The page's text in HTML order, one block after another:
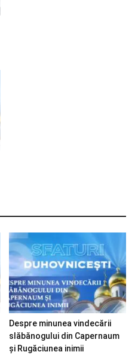
Despre minunea vindecării
slăbănogului din Capernaum
și Rugăciunea inimii